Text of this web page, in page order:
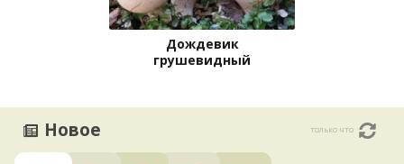
Дождевик
грушевидный
Новое только что